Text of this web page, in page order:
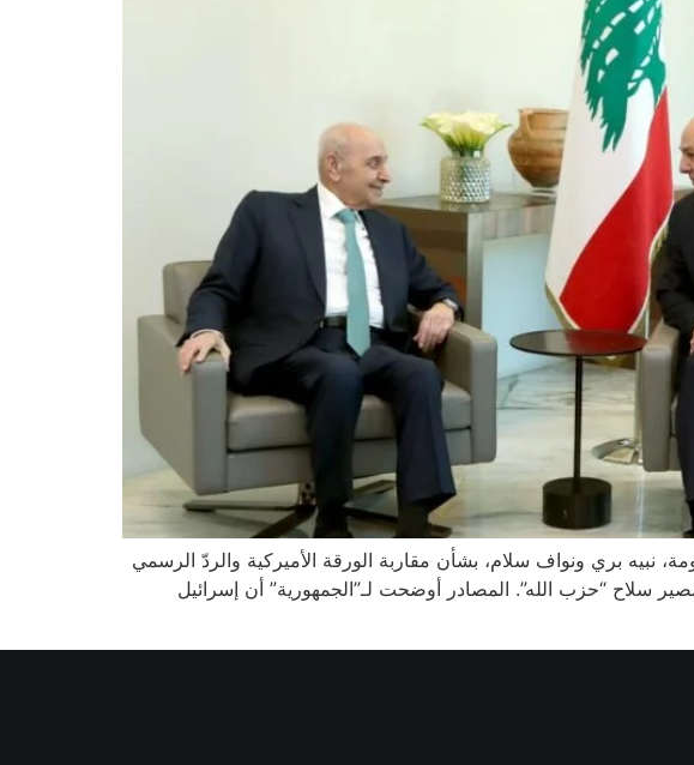
بري ونواف سلام، بشأن مقاربة الورقة الأميركية والردّ الرسمي
سلاح “حزب الله”. المصادر أوضحت لـ”الجمهورية” أن إسرائيل